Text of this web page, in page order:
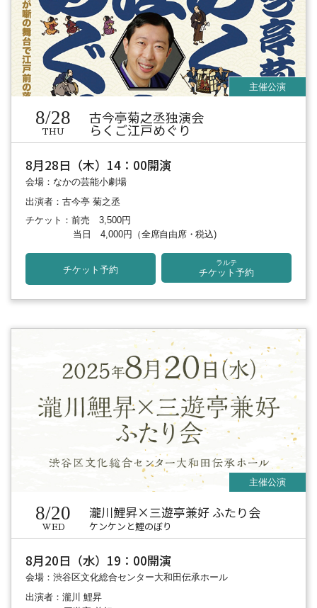
8/28
THU
古今亭菊之丞独演会
らくご江戸めぐり
8月28日（木）14：00開演
会場：なかの芸能小劇場
出演者：古今亭 菊之丞
チケット：前売 3,500円
当日 4,000円 （全席自由席・税込)
チケット予約
ラルテ
チケット予約
8/20
WED
瀧川鯉昇×三遊亭兼好 ふたり会
ケンケンと鯉のぼり
8月20日（水）19：00開演
会場：渋谷区文化総合センター大和田伝承ホール
出演者：瀧川 鯉昇